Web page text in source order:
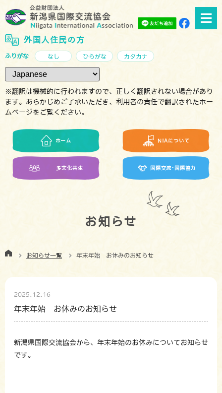
外国人住民の方
ふりがな なし ひらがな カタカナ
※翻訳は機械的に行われますので、正しく翻訳されない場合があり
ます。あらかじめご了承いただき、利用者の責任で翻訳されたホー
ムページをご覧ください。
ホーム NIAについて
多文化共生 国際交流･国際協力
お知らせ
お知らせ一覧 年末年始 お休みのお知らせ
2025.12.16
年末年始 お休みのお知らせ
新潟県国際交流協会から、年末年始のお休みについてお知らせ
です。